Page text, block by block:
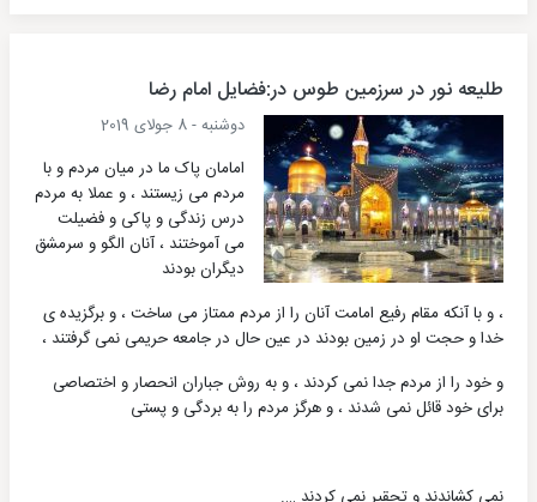
طلیعه نور در سرزمین طوس در:فضایل امام رضا
دوشنبه - 8 جولای 2019
امامان پاک ما در میان مردم و با
مردم می‏ زیستند ، و عملا به مردم
درس زندگی و پاکی و فضیلت
می ‏آموختند ، آنان الگو و سرمشق
دیگران بودند
، و با آنکه مقام رفیع امامت آنان را از مردم ممتاز می ‏ساخت ، و برگزیده ‏ی
خدا و حجت او در زمین بودند در عین حال در جامعه حریمی نمی‏ گرفتند ،
و خود را از مردم جدا نمی‏ کردند ، و به روش جباران انحصار و اختصاصی
برای خود قائل نمی‏ شدند ، و هرگز مردم را به بردگی و پستی